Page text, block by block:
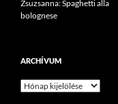
Zsuzsanna: Spaghetti alla
bolognese
ARCHÍVUM
Archívum